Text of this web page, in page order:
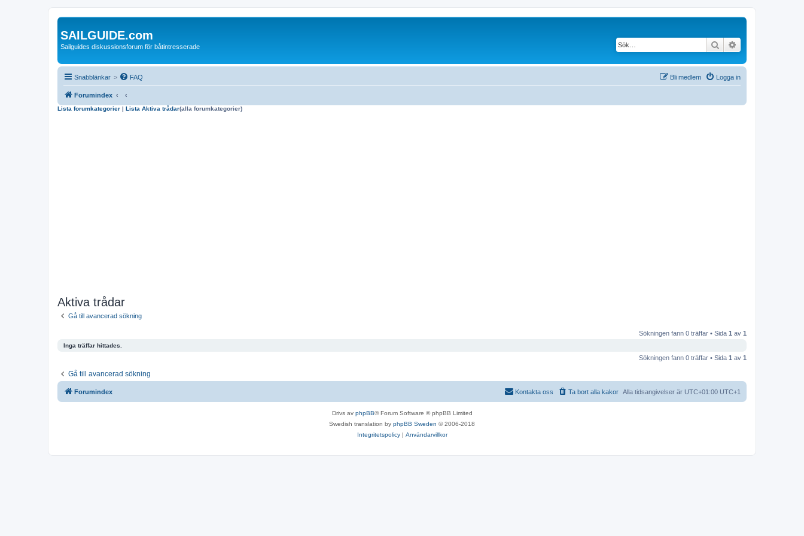
SAILGUIDE.com
Sailguides diskussionsforum för båtintresserade Sök
Snabblänkar > FAQ Logga in
Bli medlem
Forumindex
Lista forumkategorier | Lista Aktiva trådar(alla forumkategorier)
Aktiva trådar
Gå till avancerad sökning
Sökningen fann 0 träffar • Sida 1 av 1
Inga träffar hittades.
Sökningen fann 0 träffar • Sida 1 av 1
Gå till avancerad sökning
Forumindex Alla tidsangivelser är UTC+01:00 UTC+1
Ta bort alla kakor
Kontakta oss
Drivs av phpBB® Forum Software © phpBB Limited
Swedish translation by phpBB Sweden © 2006-2018
Integritetspolicy| Användarvillkor